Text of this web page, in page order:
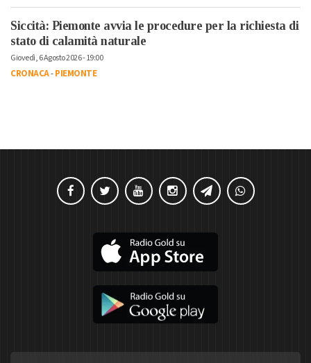
Siccità: Piemonte avvia le procedure per la richiesta di
stato di calamità naturale
Giovedì, 6 Agosto 2026 - 19:00
CRONACA-PIEMONTE